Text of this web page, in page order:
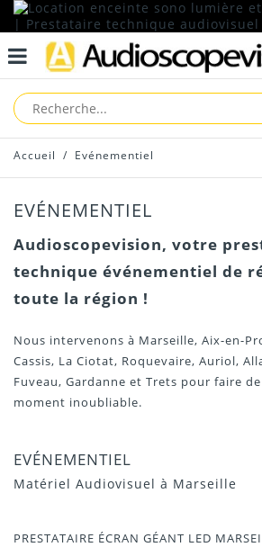
Accueil / Evénementiel
EVÉNEMENTIEL
Audioscopevision, votre
technique événementiel de
toute la région !
Nous intervenons à Marseille, Aix-en-
Cassis, La Ciotat, Roquevaire, Auriol,
Fuveau, Gardanne et Trets pour faire
moment inoubliable.
EVÉNEMENTIEL
Matériel Audiovisuel à Marseille
PRESTATAIRE ÉCRAN GÉANT LED